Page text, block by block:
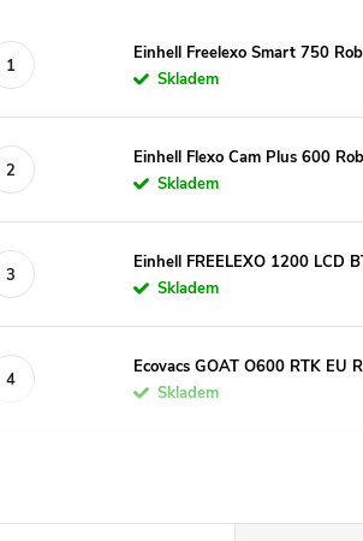
Einhell Freelexo Smart 750
Skladem
Einhell Flexo Cam Plus 600
Skladem
Einhell FREELEXO 1200 LCD
Skladem
Ecovacs GOAT O600 RTK EU
Skladem